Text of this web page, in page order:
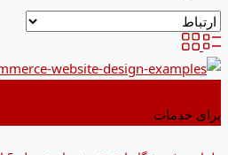
برای خدمات